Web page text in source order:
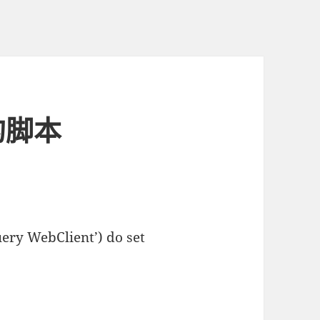
本
WebClient’) do set